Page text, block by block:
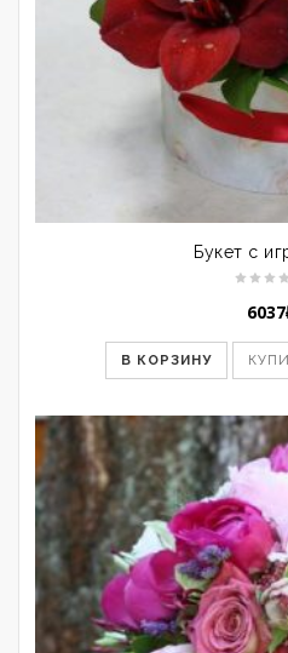
Букет с
6037
В КОРЗИНУ